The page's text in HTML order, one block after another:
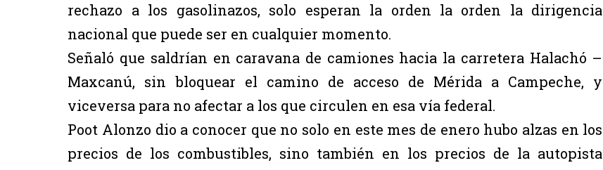
rechazo a los gasolinazos, solo esperan la orden la orden la dirigencia
nacional que puede ser en cualquier momento.
Señaló que saldrían en caravana de camiones hacia la carretera Halachó –
Maxcanú, sin bloquear el camino de acceso de Mérida a Campeche, y
viceversa para no afectar a los que circulen en esa vía federal.
Poot Alonzo dio a conocer que no solo en este mes de enero hubo alzas en los
precios de los combustibles, sino también en los precios de la autopista